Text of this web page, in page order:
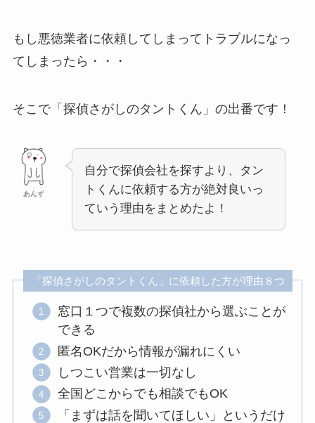
もし悪徳業者に依頼してしまってトラブルになっ
てしまったら・・・
そこで「探偵さがしのタントくん」の出番です！
あんず
自分で探偵会社を探すより、タン
トくんに依頼する方が絶対良いっ
ていう理由をまとめたよ！
「探偵さがしのタントくん」に依頼した方が理由８つ
窓口１つで複数の探偵社から選ぶことが
できる
匿名OKだから情報が漏れにくい
しつこい営業は一切なし
全国どこからでも相談でもOK
「まずは話を聞いてほしい」というだけ